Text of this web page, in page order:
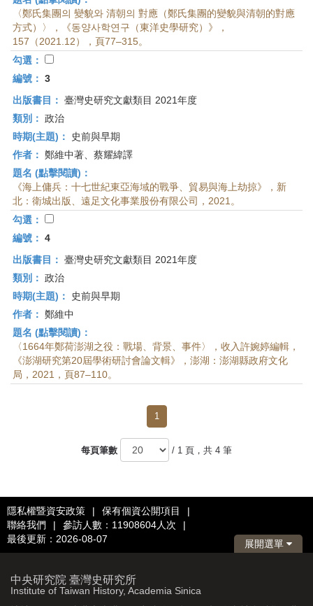
〈鄭氏集團의 變貌와 清朝의 對應（鄭氏集團的變貌與清朝的對應
方式）〉，《동양사학연구（東洋史學研究）》，
157（2021.12），頁77–315。
勾選：
編號： 3
出版書目： 臺灣史研究文獻類目 2021年度
類別： 政治
時期(主題)：
史前與早期
作者： 鄭維中著、蔡耀緯譯
題名 (點擊閱讀)：
《海上傭兵：十七世紀東亞海域的戰爭、貿易與海上劫掠》，新
北：衛城出版、遠足文化事業股份有限公司，2021。
勾選：
編號： 4
出版書目： 臺灣史研究文獻類目 2021年度
類別： 政治
時期(主題)：
史前與早期
作者： 鄭維中
題名 (點擊閱讀)：
〈1664年鄭荷澎湖之役：戰場、背景、事件〉，收入許婉婷編輯，
《澎湖研究第20屆學術研討會論文輯》，澎湖：澎湖縣政府文化
局，2021，頁87–110。
1
每頁筆數 / 1 頁，共 4 筆
隱私權暨資安政策 | 保有個資公開項目
|
聯絡我們
| 參訪人數：11908604人次
|
最後更新：2026-08-07
展開選單
中央研究院 臺灣史研究所
Institute of Taiwan History, Academia Sinica